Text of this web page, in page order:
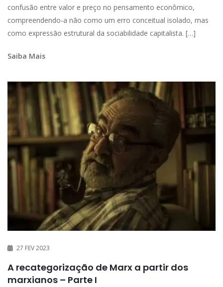
confusão entre valor e preço no pensamento econômico,
compreendendo-a não como um erro conceitual isolado, mas
como expressão estrutural da sociabilidade capitalista. […]
Saiba Mais
27 FEV 2023
A recategorização de Marx a partir dos
marxianos – Parte I